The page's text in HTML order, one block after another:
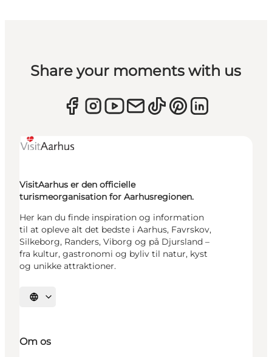
Share your moments with us
VisitAarhus er den officielle
turismeorganisation for Aarhusregionen.
Her kan du finde inspiration og information
til at opleve alt det bedste i Aarhus, Favrskov,
Silkeborg, Randers, Viborg og på Djursland –
fra kultur, gastronomi og byliv til natur, kyst
og unikke attraktioner.
Vælg sprog
Om os